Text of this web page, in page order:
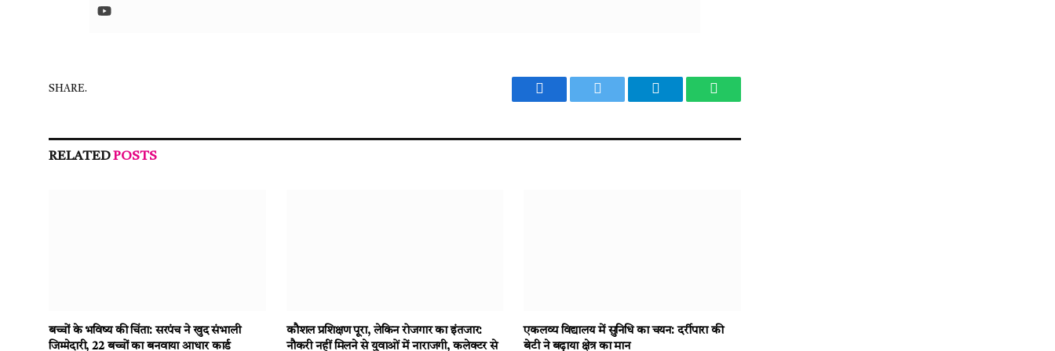
SHARE.
FacebookTwitter TelegramWhatsApp
RELATEDPOSTS
बच्चों के भविष्य की चिंता: सरपंच ने खुद संभाली
जिम्मेदारी, 22 बच्चों का बनवाया आधार कार्ड
कौशल प्रशिक्षण पूरा, लेकिन रोजगार का इंतजार:
नौकरी नहीं मिलने से युवाओं में नाराजगी, कलेक्टर से
एकलव्य विद्यालय में सुनिधि का चयन: दर्रीपारा की
बेटी ने बढ़ाया क्षेत्र का मान